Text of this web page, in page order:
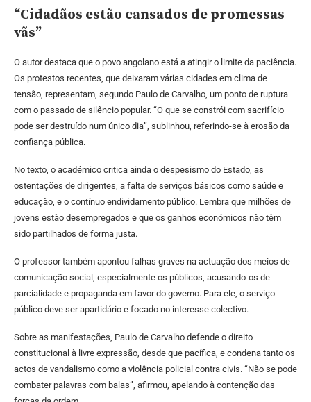
“Cidadãos estão cansados de promessas
vãs”
O autor destaca que o povo angolano está a atingir o limite da paciência.
Os protestos recentes, que deixaram várias cidades em clima de
tensão, representam, segundo Paulo de Carvalho, um ponto de ruptura
com o passado de silêncio popular. “O que se constrói com sacrifício
pode ser destruído num único dia”, sublinhou, referindo-se à erosão da
confiança pública.
No texto, o académico critica ainda o despesismo do Estado, as
ostentações de dirigentes, a falta de serviços básicos como saúde e
educação, e o contínuo endividamento público. Lembra que milhões de
jovens estão desempregados e que os ganhos económicos não têm
sido partilhados de forma justa.
O professor também apontou falhas graves na actuação dos meios de
comunicação social, especialmente os públicos, acusando-os de
parcialidade e propaganda em favor do governo. Para ele, o serviço
público deve ser apartidário e focado no interesse colectivo.
Sobre as manifestações, Paulo de Carvalho defende o direito
constitucional à livre expressão, desde que pacífica, e condena tanto os
actos de vandalismo como a violência policial contra civis. “Não se pode
combater palavras com balas”, afirmou, apelando à contenção das